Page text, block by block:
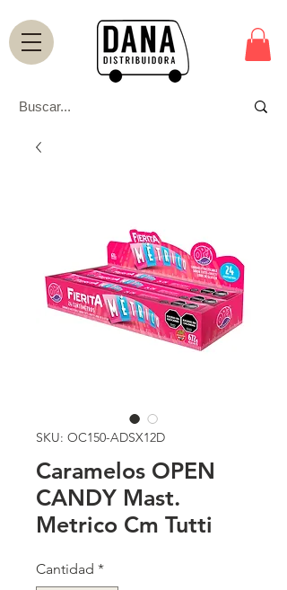
SKU: OC150-ADSX12D
Caramelos OPEN
CANDY Mast.
Metrico Cm Tutti
Cantidad *